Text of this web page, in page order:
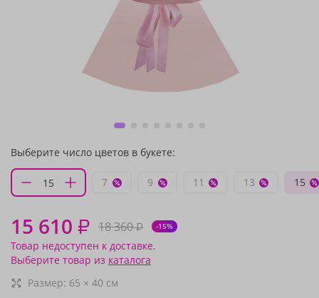
Выберите число цветов в букете:
7 9 11 13 15
15 610 ₽ 18 360₽ -15%
Товар недоступен к доставке.
Выберите товар из каталога
Размер: 65 × 40 см